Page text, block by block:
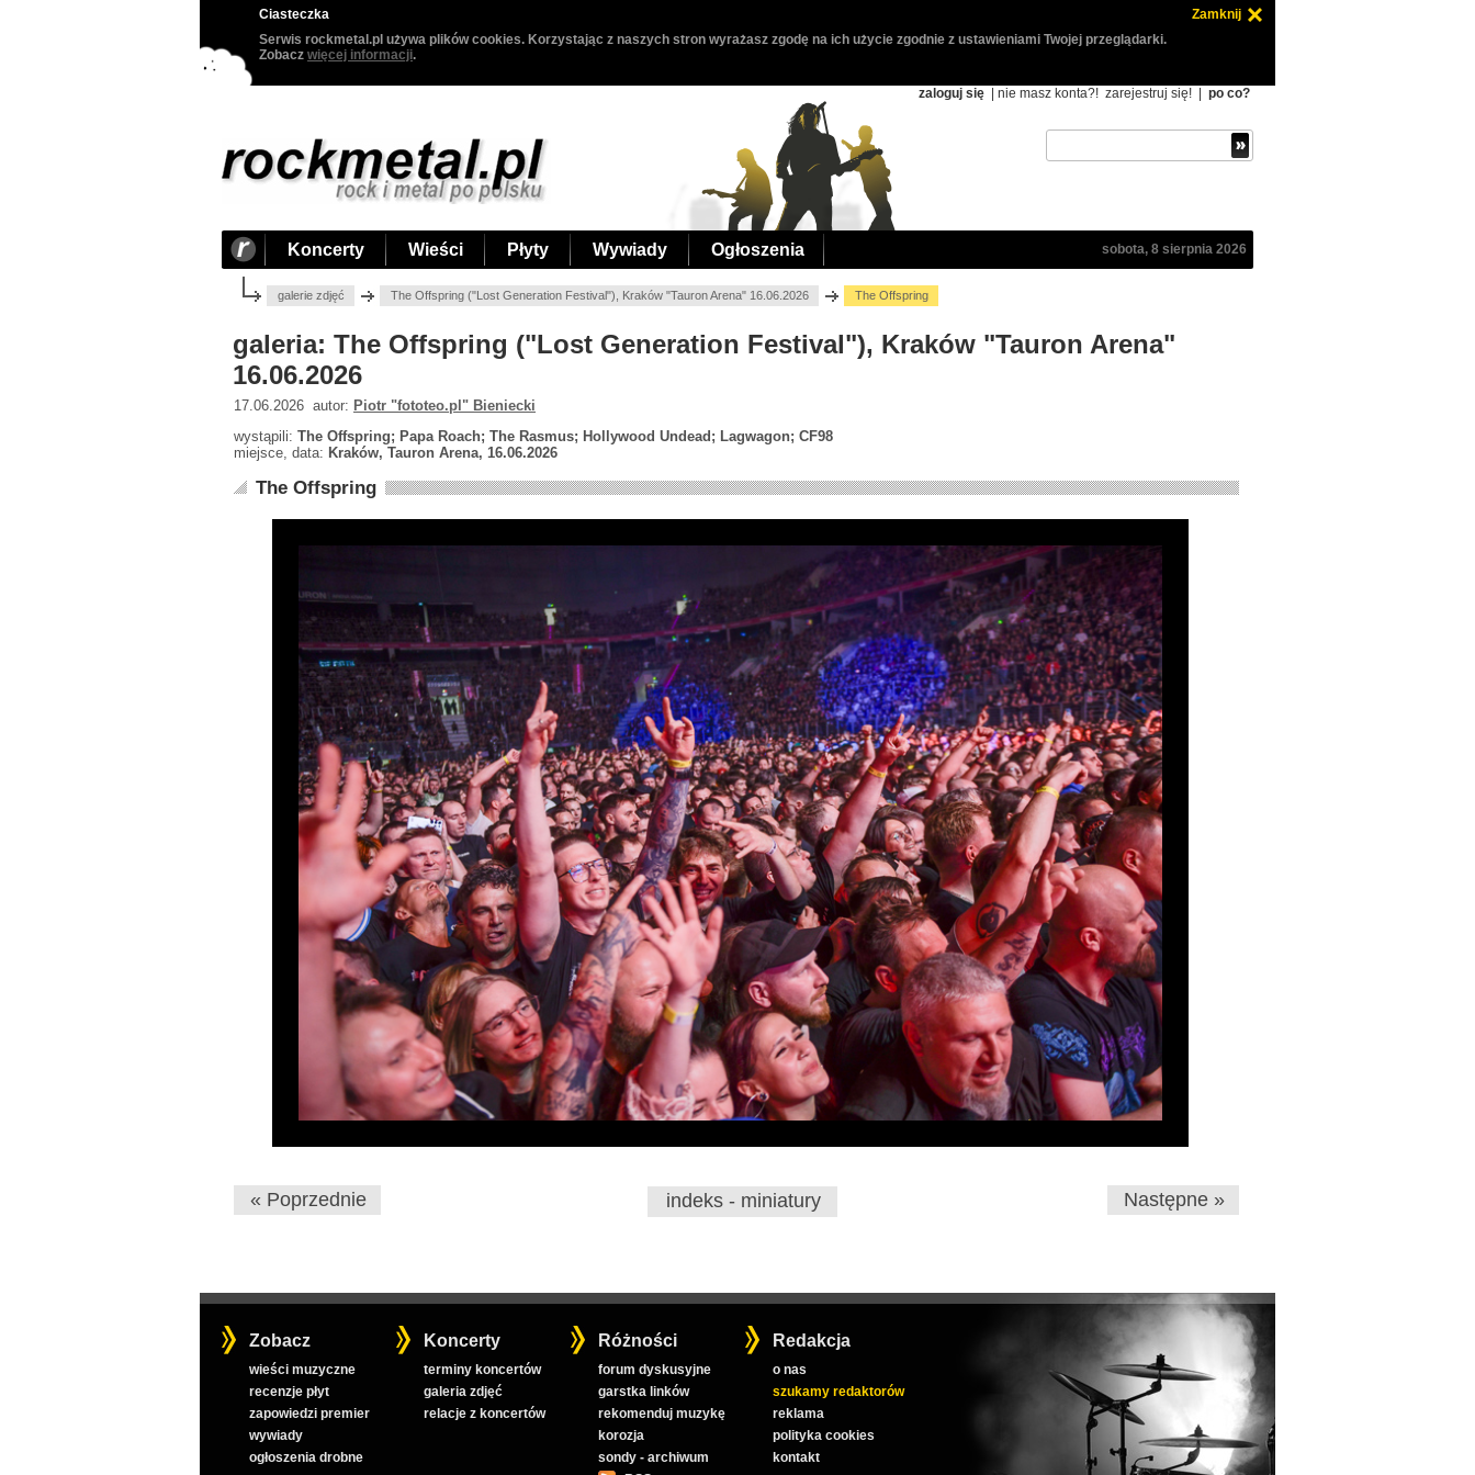
Ciasteczka
Zamknij
Serwis rockmetal.pl używa plików cookies. Korzystając z naszych stron wyrażasz zgodę na ich użycie zgodnie z ustawieniami Twojej przeglądarki.
Zobacz więcej informacji.
zaloguj się | nie masz konta?! zarejestruj się! po co?
Koncerty Wieści Płyty Wywiady Ogłoszenia sobota, 8 sierpnia 2026
galerie zdjęć The Offspring ("Lost Generation Festival"), Kraków "Tauron Arena" 16.06.2026 The Offspring
galeria: The Offspring ("Lost Generation Festival"), Kraków "Tauron Arena"
16.06.2026
17.06.2026 autor: Piotr "fototeo.pl" Bieniecki
wystąpili: The Offspring; Papa Roach; The Rasmus; Hollywood Undead; Lagwagon; CF98
miejsce, data: Kraków, Tauron Arena, 16.06.2026
The Offspring
« Poprzednie indeks - miniatury Następne »
Zobacz
wieści muzyczne
recenzje płyt
zapowiedzi premier
wywiady
ogłoszenia drobne
Koncerty
terminy koncertów
galeria zdjęć
relacje z koncertów
Różności
forum dyskusyjne
garstka linków
rekomenduj muzykę
korozja
sondy - archiwum
Redakcja
o nas
szukamy redaktorów
reklama
polityka cookies
kontakt